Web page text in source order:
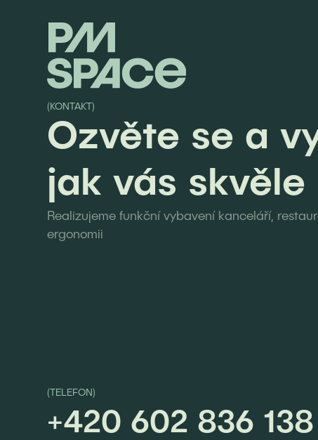
(KONTAKT)
Ozvěte se a
jak vás
Realizujeme funkční vybavení kanceláří,
ergonomii
(TELEFON)
+420 602 836 138